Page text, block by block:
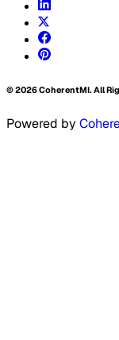
©2026CoherentMI. All
Powered by